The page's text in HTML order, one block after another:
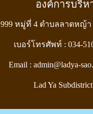
องค์การบริ
999 หมู่ที่ 4 ตำบลลาดหญ้า
เบอร์โทรศัพท์ : 034-
Email : admin@ladya-
Lad Ya